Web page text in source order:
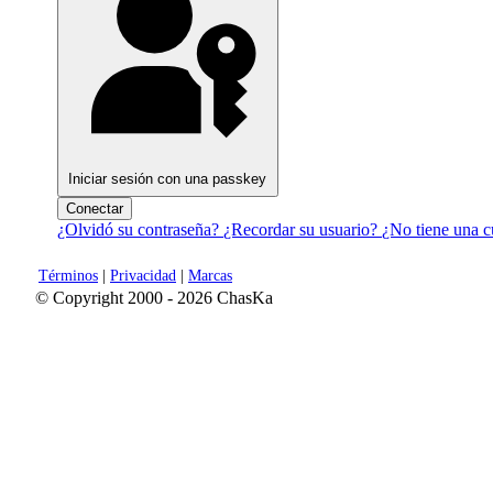
Iniciar sesión con una passkey
Conectar
¿Olvidó su contraseña? ¿Recordar su usuario? ¿No tiene una
Términos Privacidad Marcas
© Copyright 2000 - 2026 ChasKa